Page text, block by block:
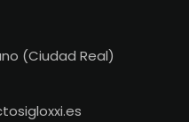
(Ciudad Real)